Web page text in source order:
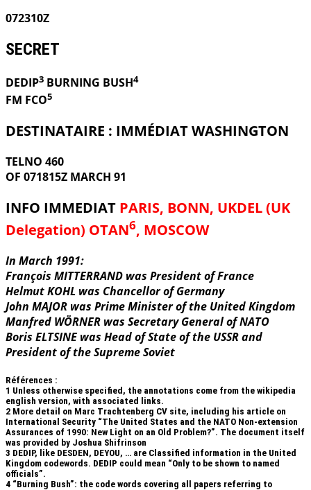
072310Z
SECRET
DEDIP3 BURNING BUSH4
FM FCO5
DESTINATAIRE : IMMÉDIAT WASHINGTON
TELNO 460
OF 071815Z MARCH 91
INFO IMMEDIAT PARIS, BONN, UKDEL (UK
Delegation) OTAN6, MOSCOW
In March 1991:
François MITTERRAND was President of France
Helmut KOHL was Chancellor of Germany
John MAJOR was Prime Minister of the United Kingdom
Manfred WÖRNER was Secretary General of NATO
Boris ELTSINE was Head of State of the USSR and
President of the Supreme Soviet
Références :
1 Unless otherwise specified, the annotations come from the wikipedia
english version, with associated links.
2 More detail on Marc Trachtenberg CV site, including his article on
International Security “The United States and the NATO Non-extension
Assurances of 1990: New Light on an Old Problem?”. The document itself
was provided by Joshua Shifrinson
3 DEDIP, like DESDEN, DEYOU, … are Classified information in the United
Kingdom codewords. DEDIP could mean “Only to be shown to named
officials”.
4 “Burning Bush”: the code words covering all papers referring to